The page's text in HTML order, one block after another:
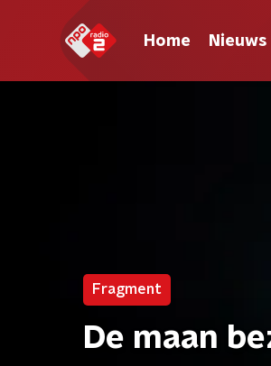
Home Nieuws
Fragment
De maan